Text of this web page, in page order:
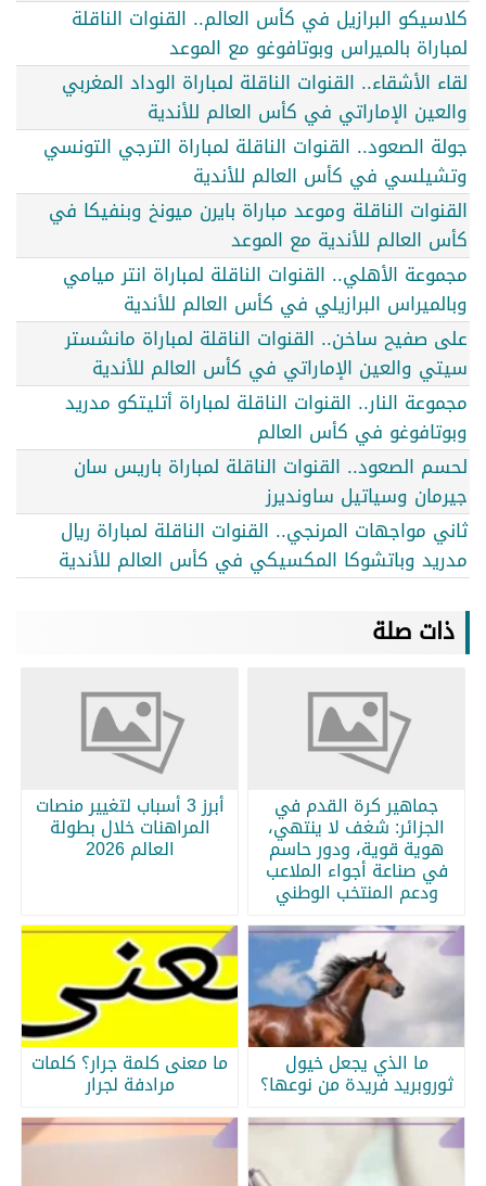
كلاسيكو البرازيل في كأس العالم.. القنوات الناقلة
لمباراة بالميراس وبوتافوغو مع الموعد
لقاء الأشقاء.. القنوات الناقلة لمباراة الوداد المغربي
والعين الإماراتي في كأس العالم للأندية
جولة الصعود.. القنوات الناقلة لمباراة الترجي التونسي
وتشيلسي في كأس العالم للأندية
القنوات الناقلة وموعد مباراة بايرن ميونخ وبنفيكا في
كأس العالم للأندية مع الموعد
مجموعة الأهلي.. القنوات الناقلة لمباراة انتر ميامي
وبالميراس البرازيلي في كأس العالم للأندية
على صفيح ساخن.. القنوات الناقلة لمباراة مانشستر
سيتي والعين الإماراتي في كأس العالم للأندية
مجموعة النار.. القنوات الناقلة لمباراة أتليتكو مدريد
وبوتافوغو في كأس العالم
لحسم الصعود.. القنوات الناقلة لمباراة باريس سان
جيرمان وسياتيل ساونديرز
ثاني مواجهات المرنجي.. القنوات الناقلة لمباراة ريال
مدريد وباتشوكا المكسيكي في كأس العالم للأندية
ذات صلة
جماهير كرة القدم في
الجزائر: شغف لا ينتهي،
هوية قوية، ودور حاسم
في صناعة أجواء الملاعب
ودعم المنتخب الوطني
أبرز 3 أسباب لتغيير منصات
المراهنات خلال بطولة
العالم 2026
ما الذي يجعل خيول
ثوروبريد فريدة من نوعها؟
ما معنى كلمة جرار؟ كلمات
مرادفة لجرار